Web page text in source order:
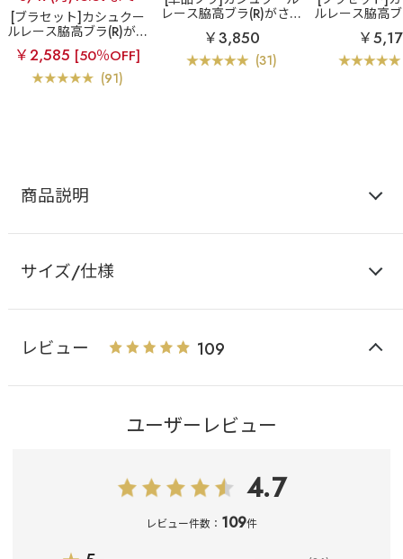
[ブラセット]カシュクー
ルレース脇高ブラ(R)がさ
らに進化！柔らかなつけ
心地の美谷間ブラ
リフ
ト カシュクールレース脇
高ブラ(R) ブラジャー&シ
￥2,585 [50％OFF]
(91)
レース脇高ブラ(R)がさら
に進化！柔らかなつけ心
地の美谷間ブラ
カシュクールレース脇高
ブラ(R) 単品ブラジャー
￥3,850
(31)
ルレース脇高
らに進化！柔
心地の美谷間
ト カシュクー
高ブラ(R) ブ
￥
商品説明
サイズ/仕様
レビュー 109
ユーザーレビュー
4.7
レビュー件数： 109件